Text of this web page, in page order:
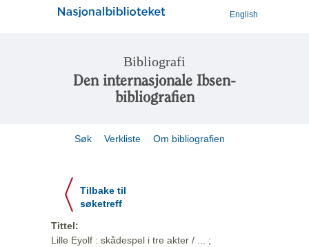
English
Bibliografi
Den internasjonale Ibsen-
bibliografien
Søk Verkliste Om bibliografien
Tilbake til
søketreff
Tittel:
Lille Eyolf : skådespel i tre akter / ... ;